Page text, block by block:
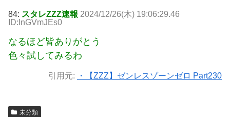
84: スタレZZZ速報 2024/12/26(木) 19:06:29.46
ID:InGVmJEs0
なるほど皆ありがとう
色々試してみるわ
引用元: ・【ZZZ】ゼンレスゾーンゼロ Part230
未分類